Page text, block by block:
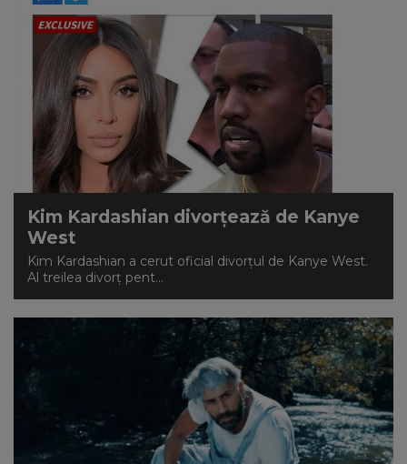
Kim Kardashian divorţează de Kanye
West
Kim Kardashian a cerut oficial divorţul de Kanye West.
Al treilea divorț pent...